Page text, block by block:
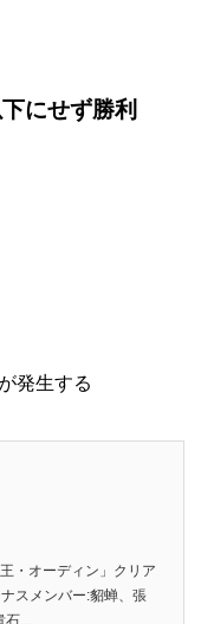
にせず勝利
発生する
・オーディン」クリア
スメンバー:貂蝉、張